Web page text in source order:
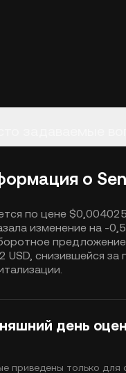
о
по цене
изменение на -
USD, снизившейся
день
приведены только для